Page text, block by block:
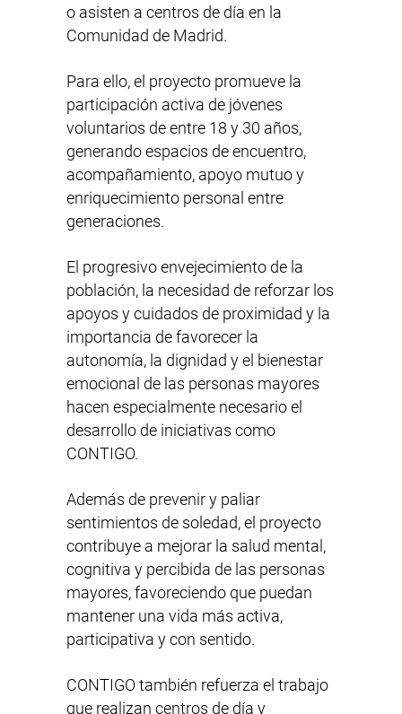
o asisten a centros de día en la
Comunidad de Madrid.
Para ello, el proyecto promueve la
participación activa de jóvenes
voluntarios de entre 18 y 30 años,
generando espacios de encuentro,
acompañamiento, apoyo mutuo y
enriquecimiento personal entre
generaciones.
El progresivo envejecimiento de la
población, la necesidad de reforzar los
apoyos y cuidados de proximidad y la
importancia de favorecer la
autonomía, la dignidad y el bienestar
emocional de las personas mayores
hacen especialmente necesario el
desarrollo de iniciativas como
CONTIGO.
Además de prevenir y paliar
sentimientos de soledad, el proyecto
contribuye a mejorar la salud mental,
cognitiva y percibida de las personas
mayores, favoreciendo que puedan
mantener una vida más activa,
participativa y con sentido.
CONTIGO también refuerza el trabajo
que realizan centros de día y